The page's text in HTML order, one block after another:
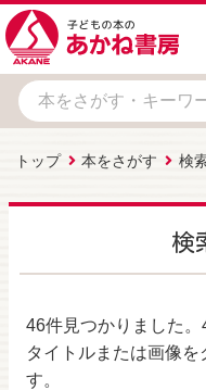
トップ 本をさがす 検
検
46件見つかりました。
タイトルまたは画像を
す。